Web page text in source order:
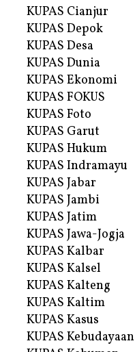
KUPAS Cianjur
KUPAS Depok
KUPAS Desa
KUPAS Dunia
KUPAS Ekonomi
KUPAS FOKUS
KUPAS Foto
KUPAS Garut
KUPAS Hukum
KUPAS Indramayu
KUPAS Jabar
KUPAS Jambi
KUPAS Jatim
KUPAS Jawa-Jogja
KUPAS Kalbar
KUPAS Kalsel
KUPAS Kalteng
KUPAS Kaltim
KUPAS Kasus
KUPAS Kebudayaan